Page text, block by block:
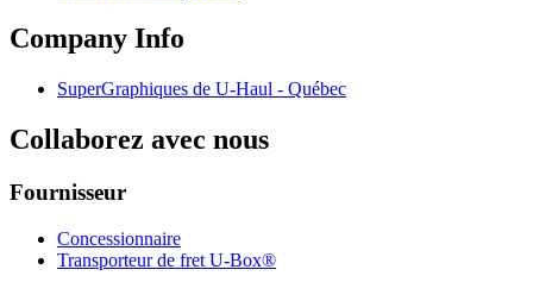
Company Info
SuperGraphiques de U-Haul - Québec
Collaborez avec nous
Fournisseur
Concessionnaire
Transporteur de fret U-Box®